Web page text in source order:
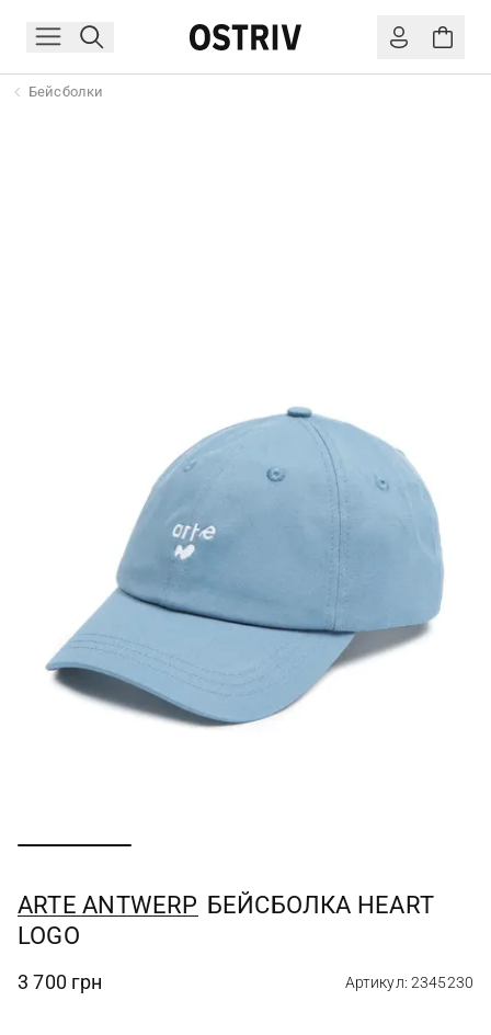
Бейсболки
ARTE ANTWERP БЕЙСБОЛКА HEART
LOGO
3 700 грн Артикул: 2345230